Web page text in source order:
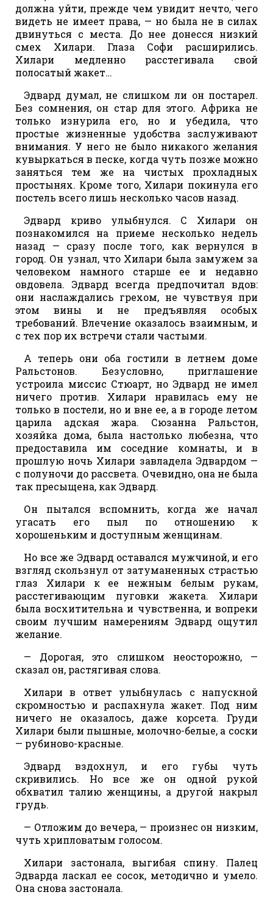
должна уйти, прежде чем увидит нечто, чего
видеть не имеет права, — но была не в силах
двинуться с места. До нее донесся низкий
смех Хилари. Глаза Софи расширились.
Хилари медленно расстегивала свой
полосатый жакет…
Эдвард думал, не слишком ли он постарел.
Без сомнения, он стар для этого. Африка не
только изнурила его, но и убедила, что
простые жизненные удобства заслуживают
внимания. У него не было никакого желания
кувыркаться в песке, когда чуть позже можно
заняться тем же на чистых прохладных
простынях. Кроме того, Хилари покинула его
постель всего лишь несколько часов назад.
Эдвард криво улыбнулся. С Хилари он
познакомился на приеме несколько недель
назад — сразу после того, как вернулся в
город. Он узнал, что Хилари была замужем за
человеком намного старше ее и недавно
овдовела. Эдвард всегда предпочитал вдов:
они наслаждались грехом, не чувствуя при
этом вины и не предъявляя особых
требований. Влечение оказалось взаимным, и
с тех пор их встречи стали частыми.
А теперь они оба гостили в летнем доме
Ральстонов. Безусловно, приглашение
устроила миссис Стюарт, но Эдвард не имел
ничего против. Хилари нравилась ему не
только в постели, но и вне ее, а в городе летом
царила адская жара. Сюзанна Ральстон,
хозяйка дома, была настолько любезна, что
предоставила им соседние комнаты, и в
прошлую ночь Хилари завладела Эдвардом —
с полуночи до рассвета. Очевидно, она не была
так пресыщена, как Эдвард.
Он пытался вспомнить, когда же начал
угасать его пыл по отношению к
хорошеньким и доступным женщинам.
Но все же Эдвард оставался мужчиной, и его
взгляд скользнул от затуманенных страстью
глаз Хилари к ее нежным белым рукам,
расстегивающим пуговки жакета. Хилари
была восхитительна и чувственна, и вопреки
своим лучшим намерениям Эдвард ощутил
желание.
— Дорогая, это слишком неосторожно, —
сказал он, растягивая слова.
Хилари в ответ улыбнулась с напускной
скромностью и распахнула жакет. Под ним
ничего не оказалось, даже корсета. Груди
Хилари были пышные, молочно-белые, а соски
— рубиново-красные.
Эдвард вздохнул, и его губы чуть
скривились. Но все же он одной рукой
обхватил талию женщины, а другой накрыл
грудь.
— Отложим до вечера, — произнес он низким,
чуть хрипловатым голосом.
Хилари застонала, выгибая спину. Палец
Эдварда ласкал ее сосок, методично и умело.
Она снова застонала.